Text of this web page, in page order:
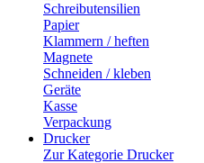
Schreibutensilien
Papier
Klammern / heften
Magnete
Schneiden / kleben
Geräte
Kasse
Verpackung
Drucker
Zur Kategorie Drucker